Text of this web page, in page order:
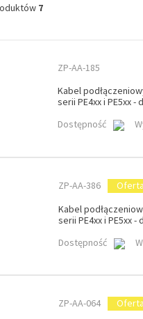
7
ZP-AA-185
Kabel
serii PE4xx i PE5xx -
Dostępność
ZP-AA-386
Kabel
serii PE4xx i PE5xx -
Dostępność
ZP-AA-064